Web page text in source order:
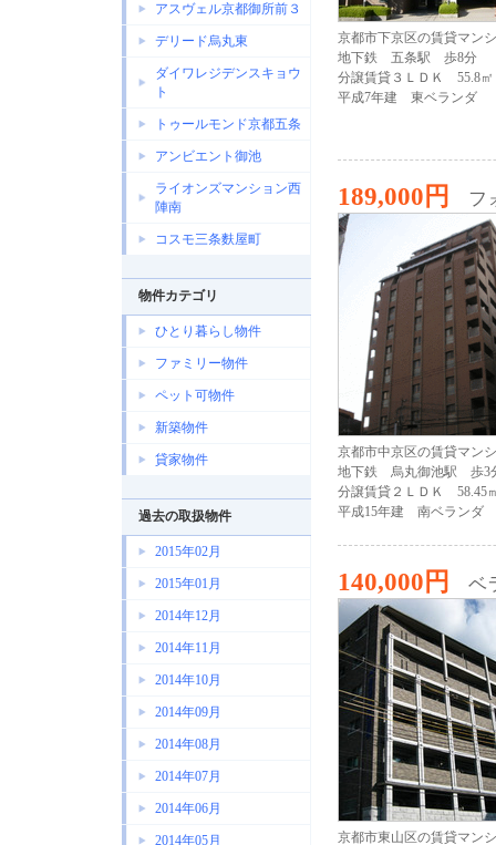
京都市下京区の賃貸マン
地下鉄 五条駅 歩8分
分譲賃貸３ＬＤＫ 55.8㎡
平成7年建 東ベランダ
189,000円 フ
京都市中京区の賃貸マン
地下鉄 烏丸御池駅 歩3
分譲賃貸２ＬＤＫ 58.45
平成15年建 南ベランダ
140,000円 ベ
京都市東山区の賃貸マン
アスヴェル京都御所前３
デリード烏丸東
ダイワレジデンスキョウ
ト
トゥールモンド京都五条
アンビエント御池
ライオンズマンション西
陣南
コスモ三条麩屋町
物件カテゴリ
ひとり暮らし物件
ファミリー物件
ペット可物件
新築物件
貸家物件
過去の取扱物件
2015年02月
2015年01月
2014年12月
2014年11月
2014年10月
2014年09月
2014年08月
2014年07月
2014年06月
2014年05月